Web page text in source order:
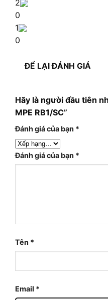
2
0
1
0
ĐỂ LẠI ĐÁNH GIÁ
Hãy là người đầu tiên
MPE RB1/SC”
Đánh giá của bạn *
Đánh giá của bạn *
Tên *
Email *